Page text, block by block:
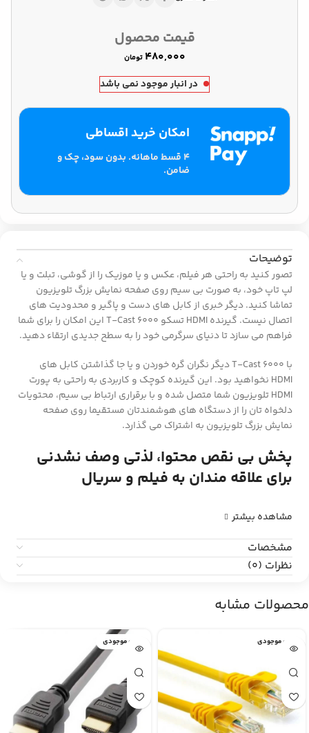
قیمت محصول
تومان
در انبار موجود نمی باشد
امکان خرید اقساطی
۴ قسط ماهانه. بدون سود، چک و
ضامن.
توضیحات
تصور کنید به راحتی هر فیلم، عکس و یا موزیک را از گوشی، تبلت و یا
لپ تاپ خود، به صورت بی سیم روی صفحه نمایش بزرگ تلویزیون
تماشا کنید. دیگر خبری از کابل های دست و پاگیر و محدودیت های
اتصال نیست. گیرنده HDMI تسکو T-Cast 6000 این امکان را برای شما
فراهم می سازد تا دنیای سرگرمی خود را به سطح جدیدی ارتقاء دهید.
با T-Cast 6000 دیگر نگران گره خوردن و یا جا گذاشتن کابل های
HDMI نخواهید بود. این گیرنده کوچک و کاربردی به راحتی به پورت
HDMI تلویزیون شما متصل شده و با برقراری ارتباط بی سیم، محتویات
دلخواه تان را از دستگاه های هوشمندتان مستقیما روی صفحه
نمایش بزرگ تلویزیون به اشتراک می گذارد.
پخش بی نقص محتوا، لذتی وصف نشدنی
برای علاقه مندان به فیلم و سریال
مشاهده بیشتر
مشخصات
نظرات (0)
محصولات مشابه
اتمام موجودی اتمام موجودی